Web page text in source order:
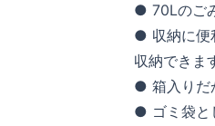
● 70Lのご
● 収納に便
収納できま
● 箱入りだ
● ゴミ袋と